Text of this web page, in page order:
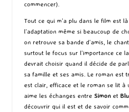
commencer).
Tout ce qui m’a plu dans le film est
l’adaptation même si beaucoup de
on retrouve sa bande d’amis, le
surtout le focus sur l’importance ce
devrait choisir quand il décide de
sa famille et ses amis. Le roman est
est clair, efficace et le roman se lit à
aime les échanges entre Simon et
découvrir qui il est et de savoir